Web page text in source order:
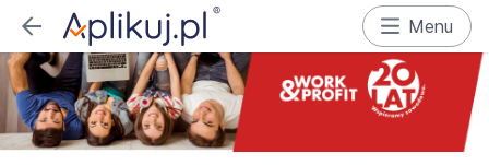
Menu